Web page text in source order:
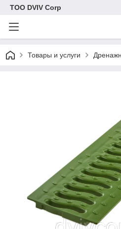
ТОО DVIV Corp
Товары и услуги